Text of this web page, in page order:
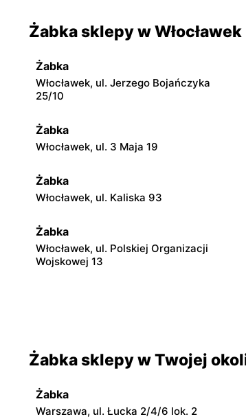
Żabka sklepy w Włocławek
Żabka
Włocławek, ul. Jerzego Bojańczyka
25/10
Żabka
Włocławek, ul. 3 Maja 19
Żabka
Włocławek, ul. Kaliska 93
Żabka
Włocławek, ul. Polskiej Organizacji
Wojskowej 13
Żabka
Żabka
Żabka sklepy w Twojej
Żabka
Warszawa, ul. Łucka 2/4/6 lok. 2